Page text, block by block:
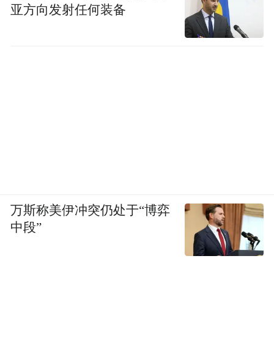
亚方向发射任何装备
万斯称美伊冲突仍处于“博弈
中段”